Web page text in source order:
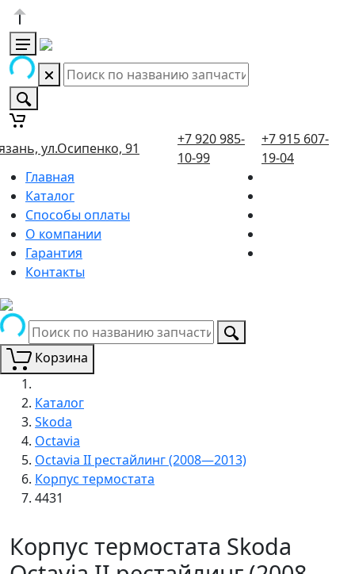
ул.Осипенко, 91
+7 920 985-
10-99
+7 915 607-
19-04
Главная
Каталог
Способы оплаты
О компании
Гарантия
Контакты
Корзина
Каталог
Skoda
Octavia
Octavia II рестайлинг (2008—2013)
Корпус термостата
4431
Корпус термостата Skoda